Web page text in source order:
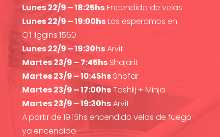
Lunes 22/9 – 18:25hsEncendido de velas
Lunes 22/9 – 19:00hsLos esperamos en
O'Higgins 1560
Lunes 22/9 – 19:30hsArvit
Martes 23/9 – 7:45hsShajarit
Martes 23/9 – 10:45hsShofar
Martes 23/9 – 17:00hsTashlij + Minja
Martes 23/9 – 19:30hsArvit
A partir de 19:15hs encendido velas de fuego
ya encendido.